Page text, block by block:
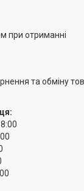
при отриманні
та обміну